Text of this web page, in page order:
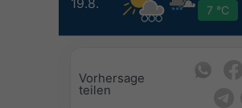
7 °C
Vorhersage
teilen